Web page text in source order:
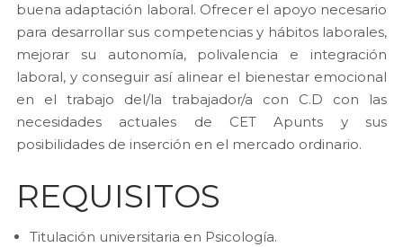
buena adaptación laboral. Ofrecer el apoyo necesario
para desarrollar sus competencias y hábitos laborales,
mejorar su autonomía, polivalencia e integración
laboral, y conseguir así alinear el bienestar emocional
en el trabajo del/la trabajador/a con C.D con las
necesidades actuales de CET Apunts y sus
posibilidades de inserción en el mercado ordinario.
REQUISITOS
Titulación universitaria en Psicología.